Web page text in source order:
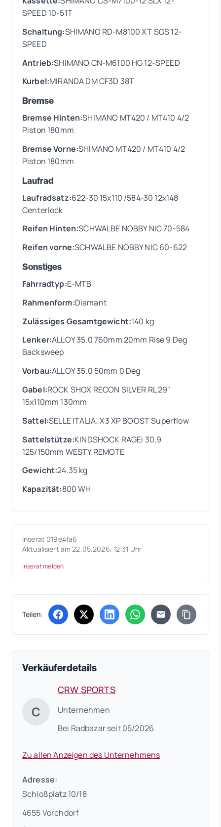
SPEED 10-51T
Schaltung:SHIMANO RD-M8100 XT SGS 12-
SPEED
Antrieb:SHIMANO CN-M6100 HG 12-SPEED
Kurbel:MIRANDA DM CF3D 38T
Bremse
Bremse Hinten:SHIMANO MT420 / MT410 4/2
Piston 180mm
Bremse Vorne:SHIMANO MT420 / MT410 4/2
Piston 180mm
Laufrad
Laufradsatz:622-30 15x110 /584-30 12x148
Centerlock
Reifen Hinten:SCHWALBE NOBBY NIC 70-584
Reifen vorne:SCHWALBE NOBBY NIC 60-622
Sonstiges
Fahrradtyp:E-MTB
Rahmenform:Diamant
Zulässiges Gesamtgewicht:140 kg
Lenker:ALLOY 35.0 760mm 20mm Rise 9 Deg
Backsweep
Vorbau:ALLOY 35.0 50mm 0 Deg
Gabel:ROCK SHOX RECON SILVER RL 29"
15x110mm 130mm
Sattel:SELLE ITALIA; X3 XP BOOST Superflow
Sattelstütze:KINDSHOCK RAGEi 30.9
125/150mm WESTY REMOTE
Gewicht:24.35 kg
Kapazität:800 WH
Inserat 019e4fa6
Aktualisiert am 22.05.2026, 12:31 Uhr
Inserat melden
Teilen: (öffnet in neuem Tab)
(öffnet in neuem Tab)
(öffnet in neuem Tab)
(öffnet in neuem Tab)
Verkäuferdetails
C
CRW SPORTS
Unternehmen
Bei Radbazar seit 05/2026
Zu allen Anzeigen des Unternehmens
Adresse:
Schloßplatz 10/18
4655 Vorchdorf